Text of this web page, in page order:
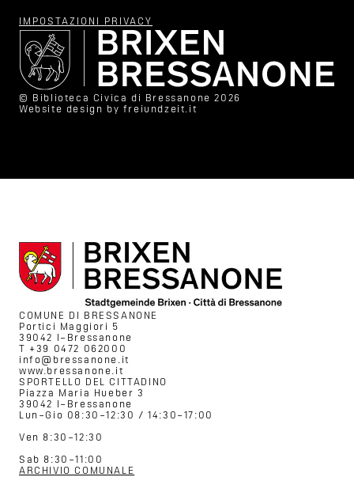
IMPOSTAZIONI PRIVACY
© Biblioteca Civica di Bressanone 2026
Website design by freiundzeit.it
COMUNE DI BRESSANONE
Portici Maggiori 5
39042 I–Bressanone
T +39 0472 062000
info@bressanone.it
www.bressanone.it
SPORTELLO DEL CITTADINO
Piazza Maria Hueber 3
39042 I–Bressanone
Lun–Gio 08:30–12:30 / 14:30–17:00
Ven 8:30–12:30
Sab 8:30–11:00
ARCHIVIO COMUNALE